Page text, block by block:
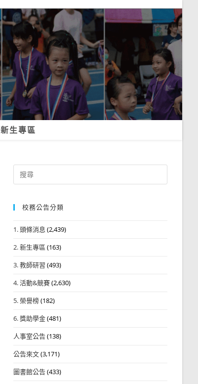
新生專區
Search
for:
校務公告分類
1. 頭條消息 (2,439)
2. 新生專區 (163)
3. 教師研習 (493)
4. 活動&競賽(2,630)
5. 榮譽榜(182)
6. 獎助學金(481)
人事室公告(138)
公告來文(3,171)
圖書館公告(433)